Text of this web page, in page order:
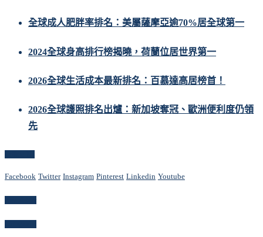
全球成人肥胖率排名：美屬薩摩亞逾70%居全球第一
2024全球身高排行榜揭曉，荷蘭位居世界第一
2026全球生活成本最新排名：百慕達高居榜首！
2026全球護照排名出爐：新加坡奪冠、歐洲便利度仍領
先
Facebook Twitter Instagram Pinterest Linkedin Youtube